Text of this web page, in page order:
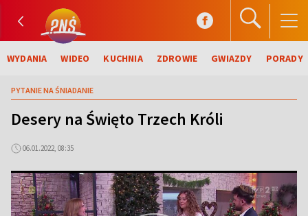
WYDANIA WIDEO KUCHNIA ZDROWIE GWIAZDY PORADY
PYTANIE NA ŚNIADANIE
Desery na Święto Trzech Króli
06.01.2022, 08:35